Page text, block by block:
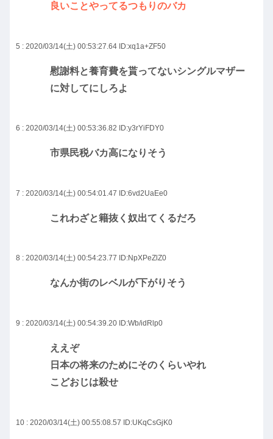
良いことやってるつもりのバカ
5 : 2020/03/14(土) 00:53:27.64 ID:xq1a+ZF50
慰謝料と養育費を貰ってないシングルマザー
に対してにしろよ
6 : 2020/03/14(土) 00:53:36.82 ID:y3rYiFDY0
市県民税バカ高になりそう
7 : 2020/03/14(土) 00:54:01.47 ID:6vd2UaEe0
これわざと籍抜く奴出てくるだろ
8 : 2020/03/14(土) 00:54:23.77 ID:NpXPeZlZ0
なんか街のレベルが下がりそう
9 : 2020/03/14(土) 00:54:39.20 ID:Wb/idRlp0
ええぞ
日本の将来のためにそのくらいやれ
こどおじは殺せ
10 : 2020/03/14(土) 00:55:08.57 ID:UKqCsGjK0